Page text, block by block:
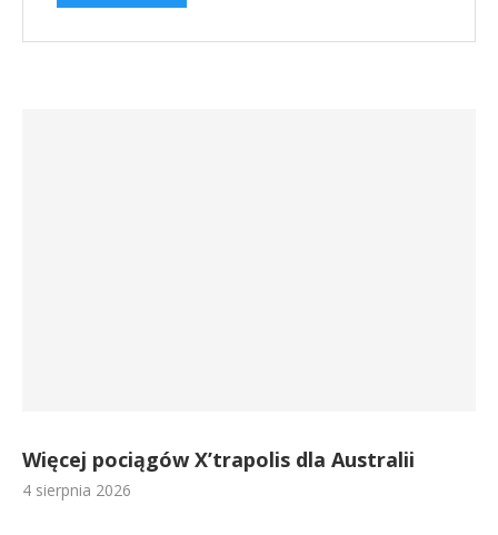
Więcej pociągów X’trapolis dla Australii
4 sierpnia 2026